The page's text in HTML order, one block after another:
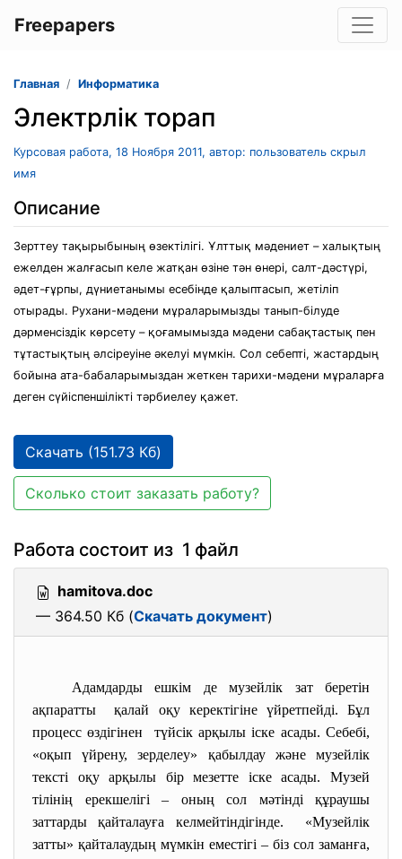
Freepapers
Главная Информатика
Электрлік торап
Курсовая работа, 18 Ноября 2011, автор: пользователь скрыл
имя
Описание
Зерттеу тақырыбының өзектілігі. Ұлттық мәдениет – халықтың
ежелден жалғасып келе жатқан өзіне тән өнері, салт-дәстүрі,
әдет-ғұрпы, дүниетанымы есебінде қалыптасып, жетіліп
отырады. Рухани-мәдени мұраларымызды танып-білуде
дәрменсіздік көрсету – қоғамымызда мәдени сабақтастық пен
тұтастықтың әлсіреуіне әкелуі мүмкін. Сол себепті, жастардың
бойына ата-бабаларымыздан жеткен тарихи-мәдени мұраларға
деген сүйіспеншілікті тәрбиелеу қажет.
Скачать (151.73 Кб)
Сколько стоит заказать работу?
Работа состоит из 1 файл
hamitova.doc
— 364.50 Кб (Скачать документ)
Адамдарды ешкім де музейлік зат беретін
ақпаратты қалай оқу керектігіне үйретпейді. Бұл
процесс өздігінен түйсік арқылы іске асады. Себебі,
«оқып үйрену, зерделеу» қабылдау және музейлік
тексті оқу арқылы бір мезетте іске асады. Музей
тілінің ерекшелігі – оның сол мәтінді құраушы
заттарды қайталауға келмейтіндігінде. «Музейлік
затты» қайталаудың мүмкін еместігі – біз сол заманға,